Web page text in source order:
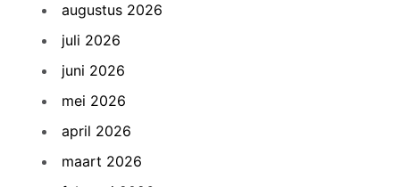
augustus 2026
juli 2026
juni 2026
mei 2026
april 2026
maart 2026